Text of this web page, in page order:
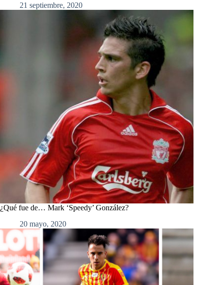
21 septiembre, 2020
¿Qué fue de… Mark ‘Speedy’ González?
20 mayo, 2020